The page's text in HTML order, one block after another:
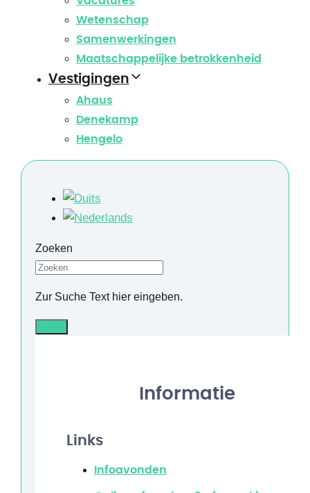
Wetenschap
Samenwerkingen
Maatschappelijke betrokkenheid
Vestigingen
Ahaus
Denekamp
Hengelo
Zoeken
Zur Suche Text hier eingeben.
Informatie
Links
Infoavonden